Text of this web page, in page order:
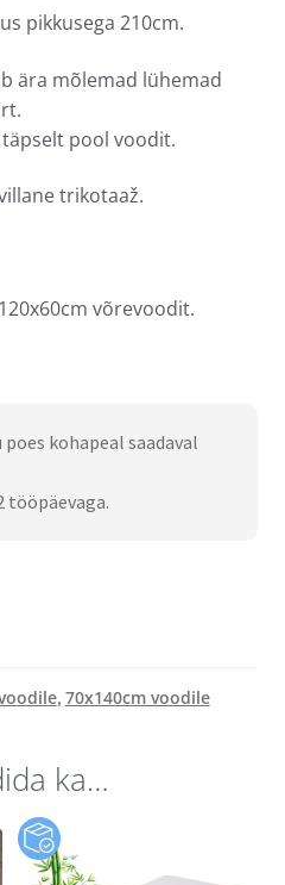
pikkusega 210cm.
ära mõlemad lühemad
pool voodit.
trikotaaž.
võrevoodit.
kohapeal saadaval
tööpäevaga.
, 70x140cm voodile
ka…